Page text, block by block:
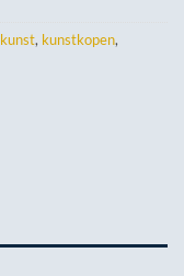
kunst, kunstkopen,